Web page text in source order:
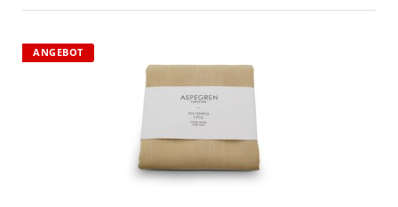
ANGEBOT